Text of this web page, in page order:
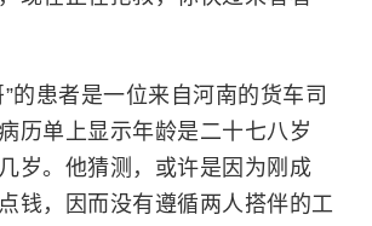
的患者是一位来自河南的货车司
历单上显示年龄是二十七八岁
。他猜测，或许是因为刚成
钱，因而没有遵循两人搭伴的工